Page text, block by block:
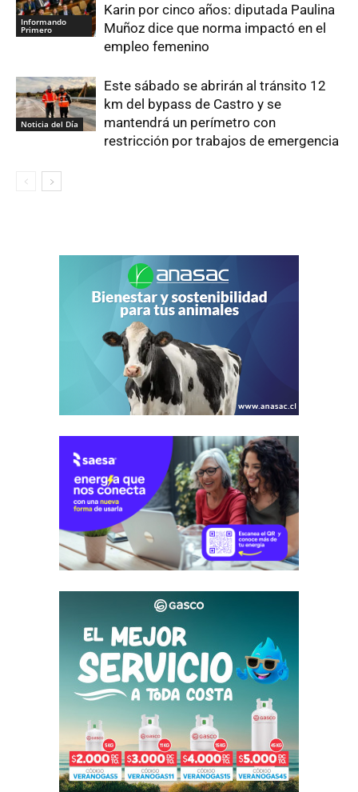
Informando
Primero
Karin por cinco años: diputada Paulina
Muñoz dice que norma impactó en el
empleo femenino
Noticia del Día
Este sábado se abrirán al tránsito 12
km del bypass de Castro y se
mantendrá un perímetro con
restricción por trabajos de emergencia